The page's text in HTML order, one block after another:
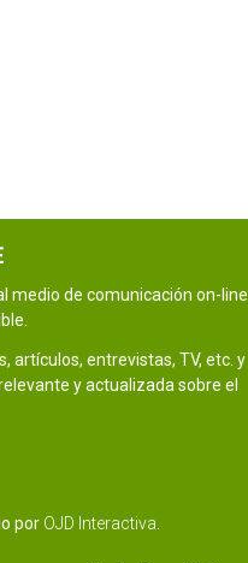
medio de comunicación on-line
artículos, entrevistas, TV, etc. y
y actualizada sobre el
por OJD Interactiva